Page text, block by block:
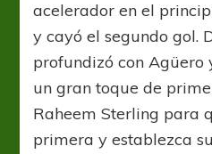
acelerador en el
y cayó el segundo gol.
profundizó con Agüero
un gran toque de
Raheem Sterling para
primera y establezca